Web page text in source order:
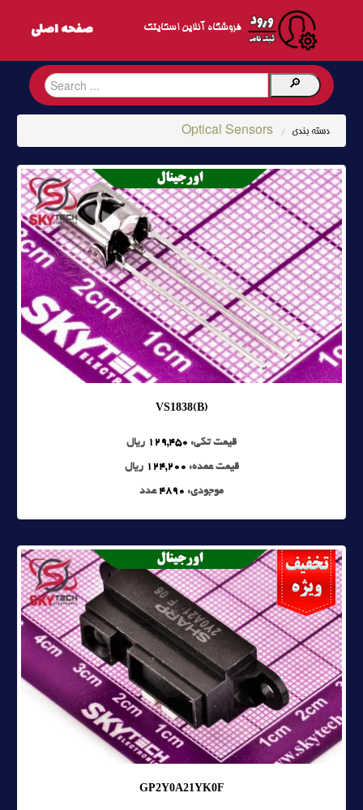
فروشگاه آنلاین اسکایتک
دسته بندی /
Optical Sensors
VS1838(B)
قیمت تکی: 129,450 ریال
قیمت عمده: 124,200 ریال
موجودی: 4890 عدد
GP2Y0A21YK0F